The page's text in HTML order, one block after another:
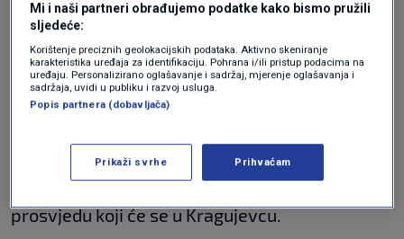
broj okupljenih učenika i građana.
Maratonci su ispraćeni pljeskom.
Kragujevca Oni su pozvali studente iz
Beograda i drugih gradova da im se pridruže na
prosvjedu koji će se u Kragujevcu.
Mi i naši partneri obrađujemo podatke kako bismo pružili
sljedeće:
Korištenje preciznih geolokacijskih podataka. Aktivno skeniranje
karakteristika uređaja za identifikaciju. Pohrana i/ili pristup podacima na
uređaju. Personalizirano oglašavanje i sadržaj, mjerenje oglašavanja i
sadržaja, uvidi u publiku i razvoj usluga.
Popis partnera (dobavljača)
Prikaži svrhe Prihvaćam